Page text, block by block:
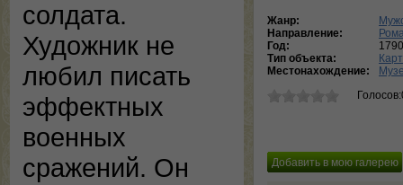
солдата.
Художник не
любил писать
эффектных
военных
сражений. Он
Жанр:
Направление:
Год:
1790
Тип объекта:
Местонахождение: